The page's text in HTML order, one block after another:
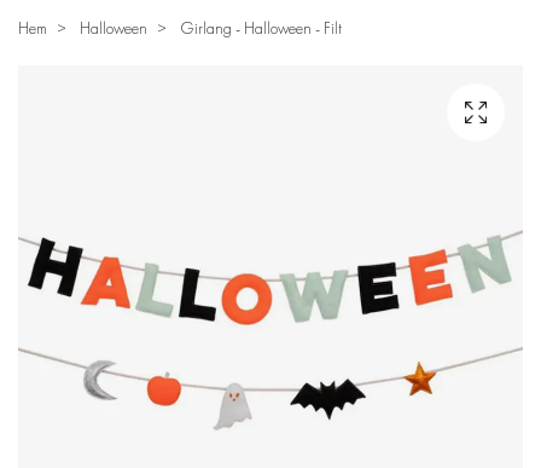
Hem Halloween Girlang - Halloween - Filt